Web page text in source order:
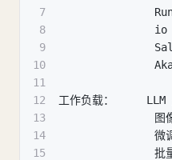
7
8
io
9
10
11
12
工作负载：     LLM
13
图
14
微调
15
批